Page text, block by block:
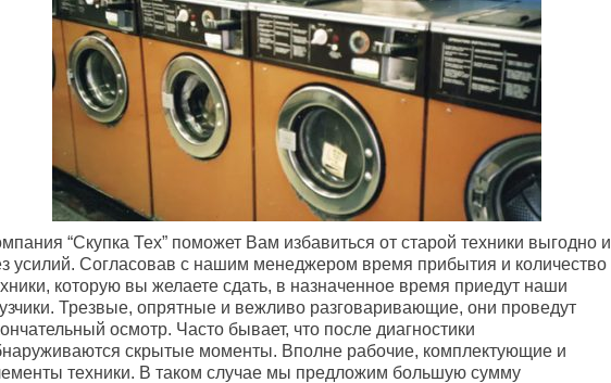
“Скупка Тех” поможет Вам избавиться от старой техники выгодно и
усилий. Согласовав с нашим менеджером время прибытия и количество
которую вы желаете сдать, в назначенное время приедут наши
Трезвые, опрятные и вежливо разговаривающие, они проведут
осмотр. Часто бывает, что после диагностики
скрытые моменты. Вполне рабочие, комплектующие и
техники. В таком случае мы предложим большую сумму